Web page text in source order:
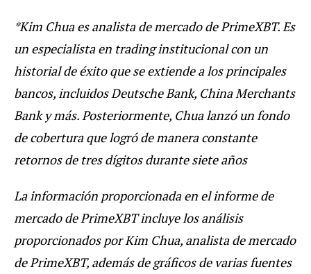
*Kim Chua es analista de mercado de PrimeXBT. Es
un especialista en trading institucional con un
historial de éxito que se extiende a los principales
bancos, incluidos Deutsche Bank, China Merchants
Bank y más. Posteriormente, Chua lanzó un fondo
de cobertura que logró de manera constante
retornos de tres dígitos durante siete años
La información proporcionada en el informe de
mercado de PrimeXBT incluye los análisis
proporcionados por Kim Chua, analista de mercado
de PrimeXBT, además de gráficos de varias fuentes